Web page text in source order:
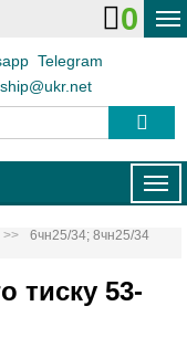
ДОСТАВКА І ОПЛАТА
ФЛОТ
КОНТАКТИ
0
Telegram
6чн25/34; 8чн25/34
тиску 53-